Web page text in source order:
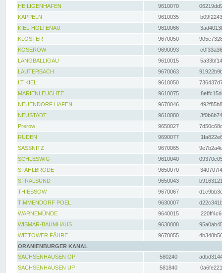
HEILIGENHAFEN
9610070
KAPPELN
9610035
KIEL-HOLTENAU
9610066
KLOSTER
9670050
KOSEROW
9690093
LANGBALLIGAU
9610015
LAUTERBACH
9670063
LT KIEL
9610050
MARIENLEUCHTE
9610075
NEUENDORF HAFEN
9670046
NEUSTADT
9610080
Prerow
9650027
RUDEN
9690077
SASSNITZ
9670065
SCHLESWIG
9610040
STAHLBRODE
9650070
STRALSUND
9650043
THIESSOW
9670067
TIMMENDORF POEL
9630007
WARNEMÜNDE
9640015
WISMAR-BAUMHAUS
9630008
WITTOWER FÄHRE
9670055
ORANIENBURGER KANAL
SACHSENHAUSEN OP
580240
SACHSENHAUSEN UP
581840